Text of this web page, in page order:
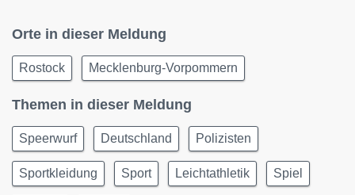
Orte in dieser Meldung
Rostock Mecklenburg-Vorpommern
Themen in dieser Meldung
Speerwurf Deutschland Polizisten
Sportkleidung Sport Leichtathletik Spiel